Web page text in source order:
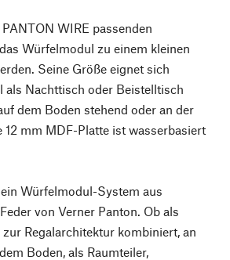
WIRE passenden
Würfelmodul zu einem kleinen
Seine Größe eignet sich
als Nachttisch oder Beistelltisch
dem Boden stehend oder an der
12 mm MDF-Platte ist wasserbasiert
Würfelmodul-System aus
von Verner Panton. Ob als
Regalarchitektur kombiniert, an
Boden, als Raumteiler,